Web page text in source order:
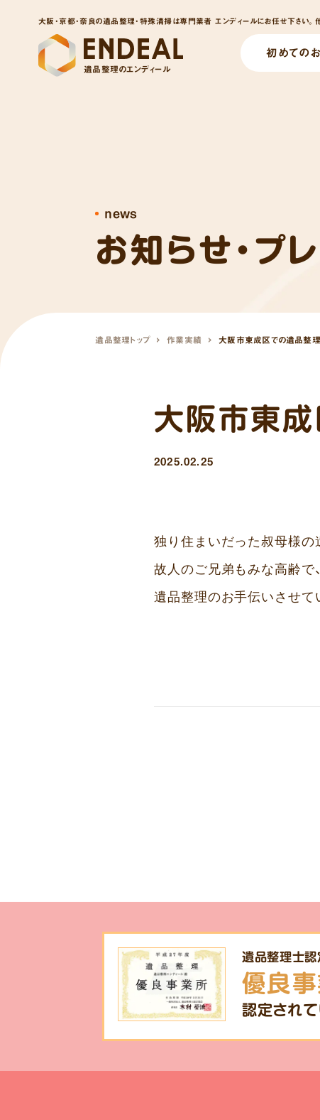
大阪・京都・奈良の遺品整理・特殊清掃は専門業者 エンディールにお任せ下さい
遺品整理のエンディール
初めての
お知らせ・プ
news
遺品整理トップ 作業実績 大阪市東成区での遺品整理
大阪市東
2025.02.25
独り住まいだった叔母様の
故人のご兄弟もみな高齢で
遺品整理のお手伝いさせて
遺品整理士認
優良
認定されて